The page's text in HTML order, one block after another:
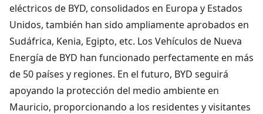
eléctricos de BYD, consolidados en Europa y Estados
Unidos, también han sido ampliamente aprobados en
Sudáfrica, Kenia, Egipto, etc. Los Vehículos de Nueva
Energía de BYD han funcionado perfectamente en más
de 50 países y regiones. En el futuro, BYD seguirá
apoyando la protección del medio ambiente en
Mauricio, proporcionando a los residentes y visitantes